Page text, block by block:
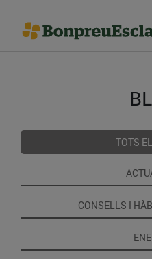
TOTS
CONSELLS I